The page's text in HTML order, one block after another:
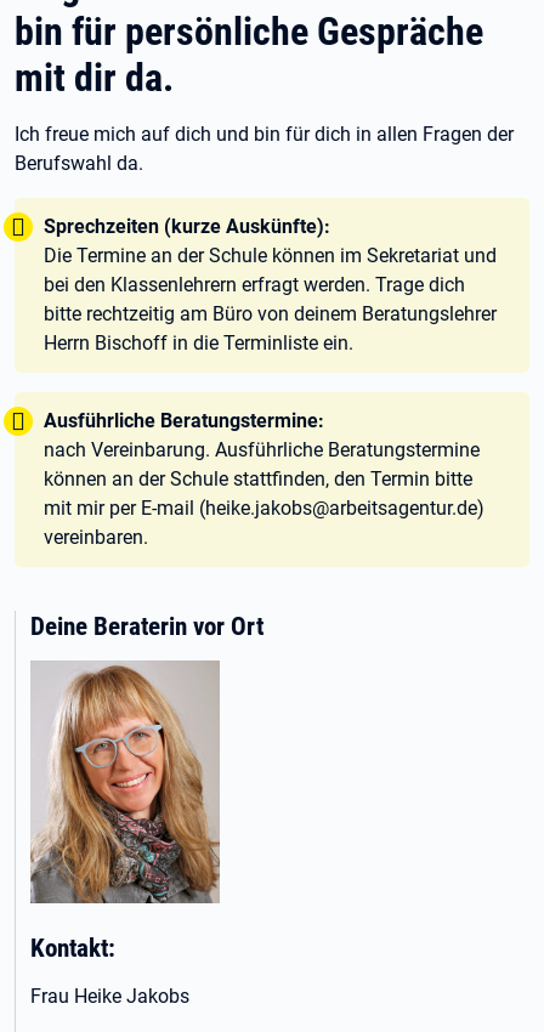
bin für persönliche Gespräche
mit dir da.
Ich freue mich auf dich und bin für dich in allen Fragen der
Berufswahl da.
Tipp:
Sprechzeiten (kurze Auskünfte):
Die Termine an der Schule können im Sekretariat und
bei den Klassenlehrern erfragt werden. Trage dich
bitte rechtzeitig am Büro von deinem Beratungslehrer
Herrn Bischoff in die Terminliste ein.
Tipp:
Ausführliche Beratungstermine:
nach Vereinbarung. Ausführliche Beratungstermine
können an der Schule stattfinden, den Termin bitte
mit mir per E-mail (heike.jakobs@arbeitsagentur.de)
vereinbaren.
Deine Beraterin vor Ort
Kontakt:
Frau Heike Jakobs